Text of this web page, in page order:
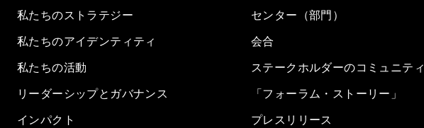
私たちのストラテジー
私たちのアイデンティティ
私たちの活動
リーダーシップとガバナンス
インパクト
センター（部門）
会合
ステークホルダーのコミュニティ
「フォーラム・ストーリー」
プレスリリース